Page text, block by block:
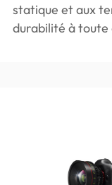
statique et aux
durabilité à toute